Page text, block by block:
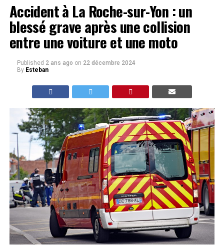
Accident à La Roche-sur-Yon : un
blessé grave après une collision
entre une voiture et une moto
Published 2 ans ago on 22 décembre 2024
By Esteban